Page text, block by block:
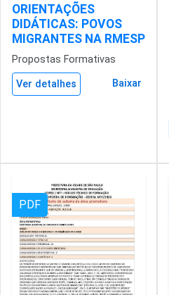
ORIENTAÇÕES
DIDÁTICAS: POVOS
MIGRANTES NA RMESP
Propostas Formativas
Ver detalhes Baixar
PDF